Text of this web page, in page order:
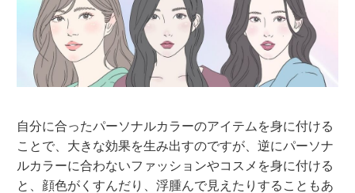
自分に合ったパーソナルカラーのアイテムを身に付ける
ことで、大きな効果を生み出すのですが、逆にパーソナ
ルカラーに合わないファッションやコスメを身に付ける
と、顔色がくすんだり、浮腫んで見えたりすることもあ